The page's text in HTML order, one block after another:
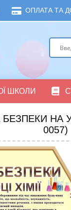
ОПЛАТА ТА
ШКОЛИ
НА
0057)